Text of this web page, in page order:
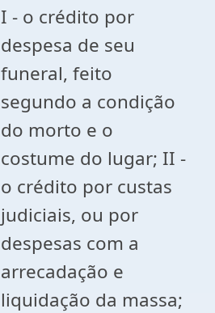
I - o crédito por
despesa de seu
funeral, feito
segundo a condição
do morto e o
costume do lugar; II -
o crédito por custas
judiciais, ou por
despesas com a
arrecadação e
liquidação da massa;